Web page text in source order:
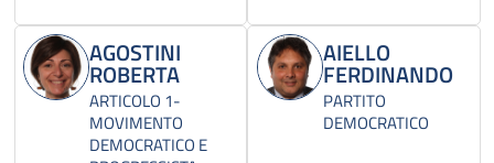
AGOSTINI
ROBERTA
ARTICOLO 1-
MOVIMENTO
DEMOCRATICO E
AIELLO
FERDINANDO
PARTITO
DEMOCRATICO